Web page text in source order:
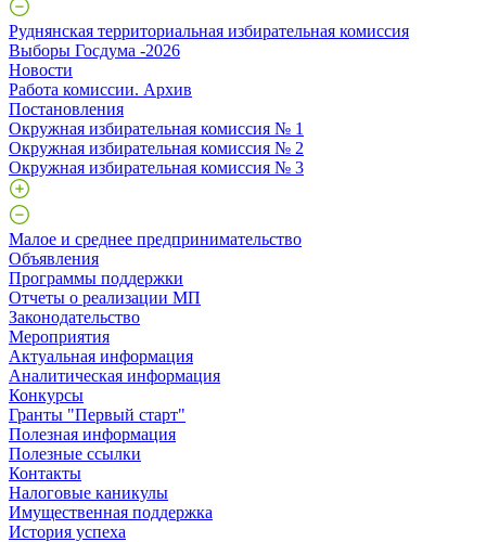
Руднянская территориальная избирательная комиссия
Выборы Госдума -2026
Новости
Работа комиссии. Архив
Постановления
Окружная избирательная комиссия № 1
Окружная избирательная комиссия № 2
Окружная избирательная комиссия № 3
Малое и среднее предпринимательство
Объявления
Программы поддержки
Отчеты о реализации МП
Законодательство
Мероприятия
Актуальная информация
Аналитическая информация
Конкурсы
Гранты "Первый старт"
Полезная информация
Полезные ссылки
Контакты
Налоговые каникулы
Имущественная поддержка
История успеха